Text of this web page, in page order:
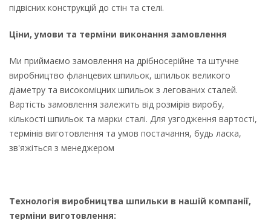
підвісних конструкцій до стін та стелі.
Ціни, умови та терміни виконання замовлення
Ми приймаємо замовлення на дрібносерійне та штучне
виробництво фланцевих шпильок, шпильок великого
діаметру та високоміцних шпильок з легованих сталей.
Вартість замовлення залежить від розмірів виробу,
кількості шпильок та марки сталі. Для узгодження вартості,
термінів виготовлення та умов постачання, будь ласка,
зв'яжіться з менеджером
Технологія виробництва шпильки в нашій компанії,
терміни виготовлення: